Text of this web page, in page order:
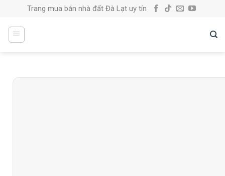
content
Trang mua bán nhà đất Đà Lạt uy tín